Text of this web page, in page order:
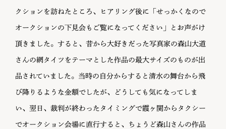
クションを訪ねたところ、ヒアリング後に「せっかくなので
オークションの下見会もご覧になってください」とお声がけ
頂きました。すると、昔から大好きだった写真家の森山大道
さんの網タイツをテーマとした作品の最大サイズのものが出
品されていました。当時の自分からすると清水の舞台から飛
び降りるような金額でしたが、どうしても気になってしま
い、翌日、裁判が終わったタイミングで霞ヶ関からタクシー
でオークション会場に直行すると、ちょうど森山さんの作品